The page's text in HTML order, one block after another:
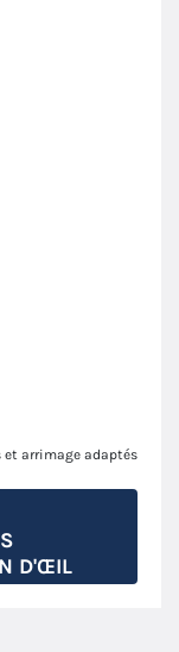
et arrimage adaptés
D'ŒIL